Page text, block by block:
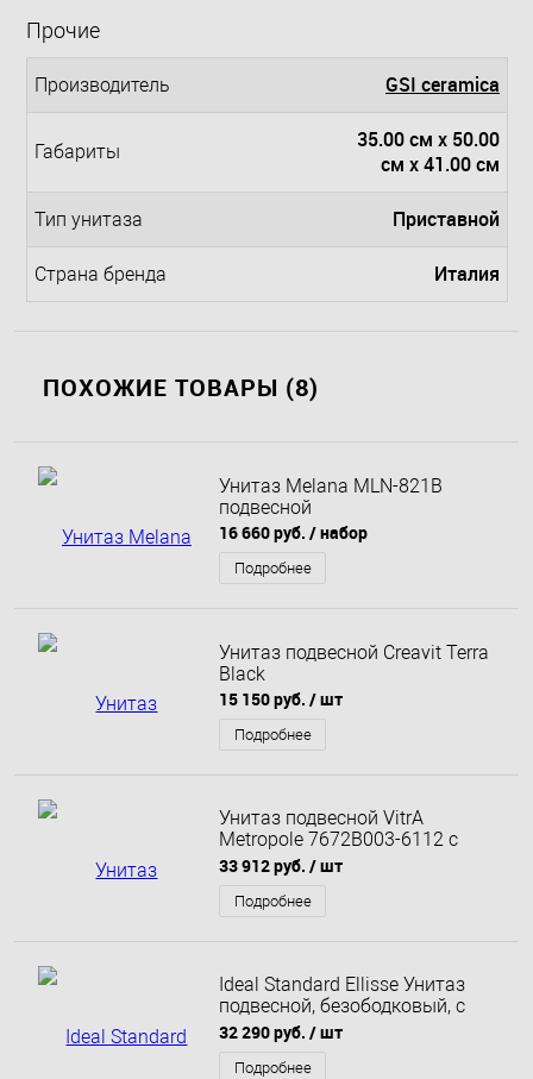
Прочие
Производитель GSI ceramica
Габариты
35.00 см x 50.00
см x 41.00 см
Тип унитаза Приставной
Страна бренда Италия
ПОХОЖИЕ ТОВАРЫ (8)
Унитаз Melana MLN-821B
подвесной
16 660 руб. / набор
Подробнее
Унитаз подвесной Creavit Terra
Black
15 150 руб. / шт
Подробнее
Унитаз подвесной VitrA
Metropole 7672B003-6112 с
бидеткой и встроенным
смесителем
33 912 руб. / шт
Подробнее
Ideal Standard Ellisse Унитаз
подвесной, безободковый, с
сиденьем
32 290 руб. / шт
Подробнее